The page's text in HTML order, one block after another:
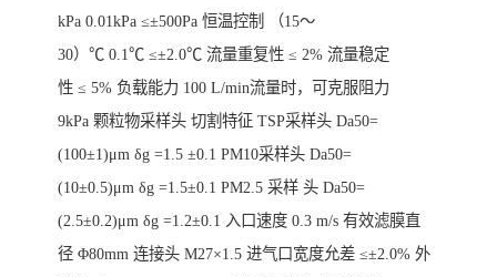
kPa 0.01kPa ≤±500Pa 恒温控制 （15～
30）℃ 0.1℃ ≤±2.0℃ 流量重复性 ≤ 2% 流量稳定
性 ≤ 5% 负载能力 100 L/min流量时，可克服阻力
9kPa 颗粒物采样头 切割特征 TSP采样头 Da50=
(100±1)μm δg =1.5 ±0.1 PM10采样头 Da50=
(10±0.5)μm δg =1.5±0.1 PM2.5 采样 头 Da50=
(2.5±0.2)μm δg =1.2±0.1 入口速度 0.3 m/s 有效滤膜直
径 Φ80mm 连接头 M27×1.5 进气口宽度允差 ≤±2.0% 外